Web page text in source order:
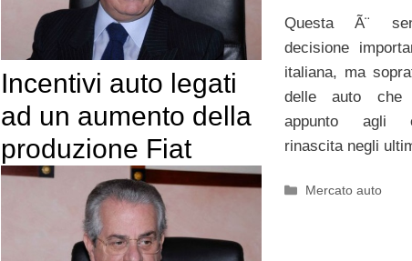
Questa Ã¨
decisione
italiana, ma
delle auto
appunto agli
rinascita negli
Categorie
Mercato auto
Incentivi auto legati
ad un aumento della
produzione Fiat